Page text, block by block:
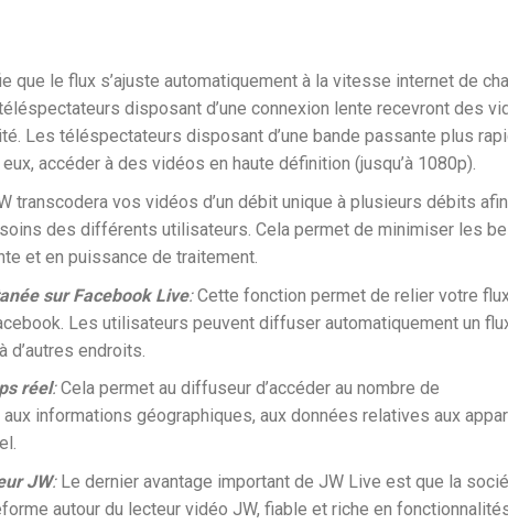
que le flux s’ajuste automatiquement à la vitesse internet de
disposant d’une connexion lente recevront des
Les téléspectateurs disposant d’une bande passante plus
accéder à des vidéos en haute définition (jusqu’à 1080p).
transcodera vos vidéos d’un débit unique à plusieurs débits
des différents utilisateurs. Cela permet de minimiser les
et en puissance de traitement.
sur Facebook Live:Cette fonction permet de relier votre
Les utilisateurs peuvent diffuser automatiquement un
d’autres endroits.
réel:Cela permet au diffuseur d’accéder au nombre de
informations géographiques, aux données relatives aux
JW:Le dernier avantage important de JW Live est que la
autour du lecteur vidéo JW, fiable et riche en